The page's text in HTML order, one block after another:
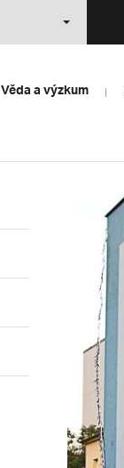
Věda a výzkum